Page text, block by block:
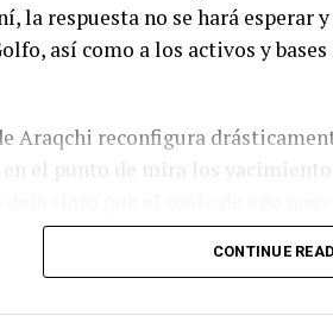
la respuesta no se hará esperar
así como a los activos y
Araqchi reconfigura
el punto de mira los
sino que
capitales del Golfo, que
CONTINUE